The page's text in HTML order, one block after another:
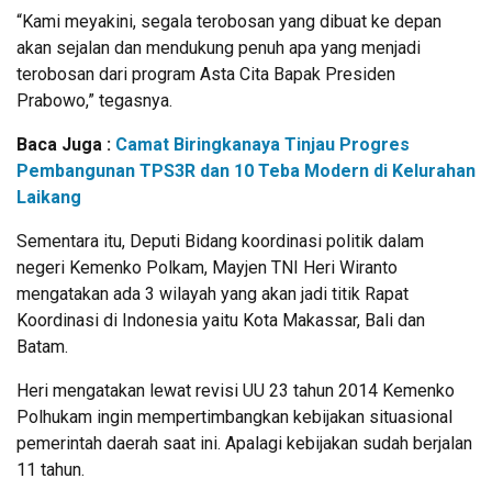
“Kami meyakini, segala terobosan yang dibuat ke depan
akan sejalan dan mendukung penuh apa yang menjadi
terobosan dari program Asta Cita Bapak Presiden
Prabowo,” tegasnya.
Baca Juga : Camat Biringkanaya Tinjau Progres
Pembangunan TPS3R dan 10 Teba Modern di Kelurahan
Laikang
Sementara itu, Deputi Bidang koordinasi politik dalam
negeri Kemenko Polkam, Mayjen TNI Heri Wiranto
mengatakan ada 3 wilayah yang akan jadi titik Rapat
Koordinasi di Indonesia yaitu Kota Makassar, Bali dan
Batam.
Heri mengatakan lewat revisi UU 23 tahun 2014 Kemenko
Polhukam ingin mempertimbangkan kebijakan situasional
pemerintah daerah saat ini. Apalagi kebijakan sudah berjalan
11 tahun.